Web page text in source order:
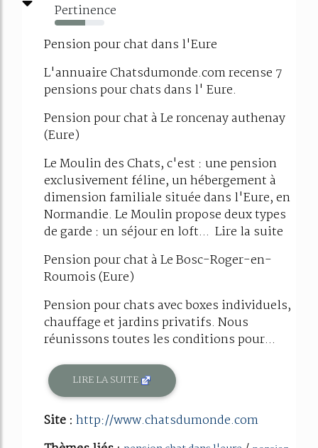
Pertinence
62%
Pension pour chat dans l'Eure
L'annuaire Chatsdumonde.com recense 7
pensions pour chats dans l' Eure.
Pension pour chat à Le roncenay authenay
(Eure)
Le Moulin des Chats, c'est : une pension
exclusivement féline, un hébergement à
dimension familiale située dans l'Eure, en
Normandie. Le Moulin propose deux types
de garde : un séjour en loft... Lire la suite
Pension pour chat à Le Bosc-Roger-en-
Roumois (Eure)
Pension pour chats avec boxes individuels,
chauffage et jardins privatifs. Nous
réunissons toutes les conditions pour...
LIRE LA SUITE
Site : http://www.chatsdumonde.com